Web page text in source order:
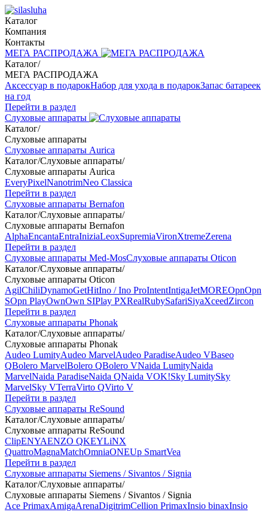
Каталог
Компания
Контакты
МЕГА РАСПРОДАЖА
Каталог/
МЕГА РАСПРОДАЖА
Аксессуар в подарокНабор для ухода в подарокЗапас батареек
на год
Перейти в раздел
Слуховые аппараты
Каталог/
Слуховые аппараты
Слуховые аппараты Aurica
Каталог/Слуховые аппараты/
Слуховые аппараты Aurica
EveryPixelNanotrimNeo Classica
Перейти в раздел
Слуховые аппараты Bernafon
Каталог/Слуховые аппараты/
Слуховые аппараты Bernafon
AlphaEncantaEntraIniziaLeoxSupremiaVironXtremeZerena
Перейти в раздел
Слуховые аппараты Med-MosСлуховые аппараты Oticon
Каталог/Слуховые аппараты/
Слуховые аппараты Oticon
AgilChiliDynamoGetHitIno / Ino ProIntentIntigaJetMOREOpnOpn
SOpn PlayOwnOwn SIPlay PXRealRubySafariSiyaXceedZircon
Перейти в раздел
Слуховые аппараты Phonak
Каталог/Слуховые аппараты/
Слуховые аппараты Phonak
Audeo LumityAudeo MarvelAudeo ParadiseAudeo VBaseo
QBolero MarvelBolero QBolero VNaida LumityNaida
MarvelNaida ParadiseNaida QNaida VOK!Sky LumitySky
MarvelSky VTerraVirto QVirto V
Перейти в раздел
Слуховые аппараты ReSound
Каталог/Слуховые аппараты/
Слуховые аппараты ReSound
ClipENYAENZO QKEYLiNX
QuattroMagnaMatchOmniaONEUp SmartVea
Перейти в раздел
Слуховые аппараты Siemens / Sivantos / Signia
Каталог/Слуховые аппараты/
Слуховые аппараты Siemens / Sivantos / Signia
Ace PrimaxAmigaArenaDigitrimCellion PrimaxInsio binaxInsio